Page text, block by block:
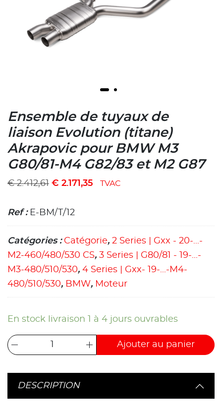
Ensemble de tuyaux de
liaison Evolution (titane)
Akrapovic pour BMW M3
G80/81-M4 G82/83 et M2 G87
€2.412,61 € 2.171,35 TVAC
Ref : E-BM/T/12
Catégories : Catégorie, 2 Series | Gxx - 20-...-
M2-460/480/530 CS, 3 Series | G80/81 - 19-...-
M3-480/510/530, 4 Series | Gxx- 19-...-M4-
480/510/530, BMW, Moteur
En stock livraison 1 à 4 jours ouvrables
Ajouter au panier
DESCRIPTION